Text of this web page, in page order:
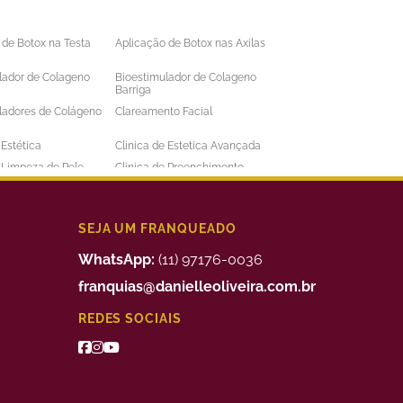
Botox na Testa
Aplicação de Botox nas Axilas
de Colageno
Bioestimulador de Colageno
Barriga
de Colágeno
Clareamento Facial
Clinica de Estetica Avançada
de Pele
Clinica de Preenchimento
Labial
Depilação a Laser Masculina
Preenchimento Facial Valor
Tratamento da Alopecia
de Bigode Chines
Tratamento de Celulite nas
SEJA UM FRANQUEADO
WhatsApp: (11) 97176-0036
franquias@danielleoliveira.com.br
REDES SOCIAIS